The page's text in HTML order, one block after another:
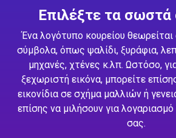
Επιλέξτε τα σωστά
Ένα λογότυπο κουρείου
σύμβολα, όπως ψαλίδι, ξυράφια,
μηχανές, χτένες κ.λπ. Ωστόσο,
ξεχωριστή εικόνα, μπορείτε
εικονίδια σε σχήμα μαλλιών ή
επίσης να μιλήσουν για
σας.